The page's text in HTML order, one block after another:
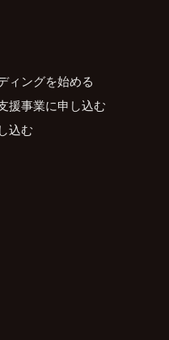
ィングを始める
援事業に申し込む
込む